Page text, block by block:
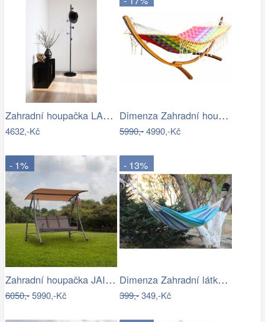
Zahradní houpačka LAMIA Tempo Kondela
4632,-Kč
Dimenza Zahradní houpací síť MOON -…
5990,-4990,-Kč
- 1%
Zahradní houpačka JAIRA Tempo Kondela
6050,-5990,-Kč
- 13%
Dimenza Zahradní látková houpací síť -…
399,-349,-Kč